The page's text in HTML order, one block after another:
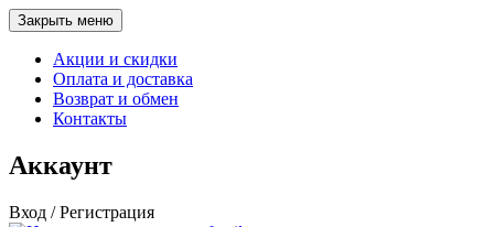
Закрыть меню
Акции и скидки
Оплата и доставка
Возврат и обмен
Контакты
Аккаунт
Вход / Регистрация